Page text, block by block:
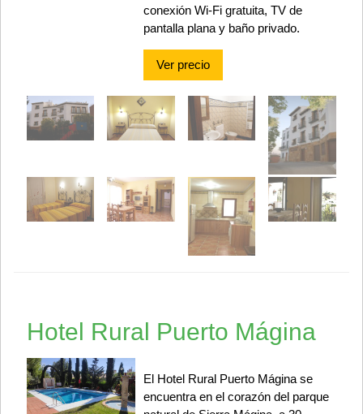
conexión Wi-Fi gratuita, TV de
pantalla plana y baño privado.
Ver precio
Hotel Rural Puerto Mágina
El Hotel Rural Puerto Mágina se
encuentra en el corazón del parque